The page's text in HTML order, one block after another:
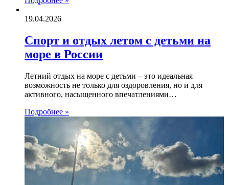
19.04.2026
Спорт и отдых летом с детьми на
море в России
Летний отдых на море с детьми – это идеальная
возможность не только для оздоровления, но и для
активного, насыщенного впечатлениями…
Подробнее »